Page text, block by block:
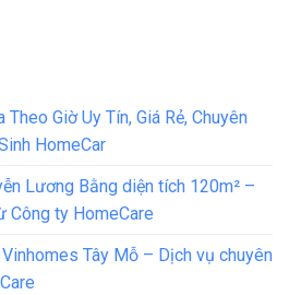
Giờ Uy Tín, Giá Rẻ, Chuyên
HomeCar
Lương Bằng diện tích 120m² –
Công ty HomeCare
Tây Mỗ – Dịch vụ chuyên